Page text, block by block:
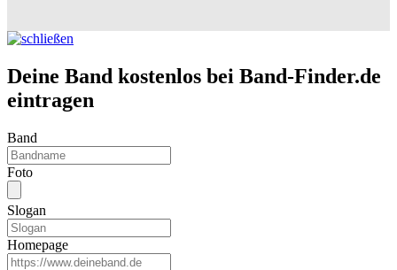
Deine Band kostenlos bei Band-Finder.de
eintragen
Band
Foto
Slogan
Homepage